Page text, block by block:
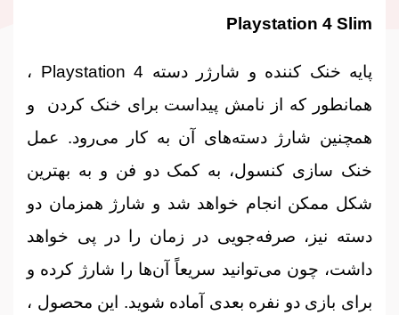
Playstation 4 Slim
پایه خنک کننده و شارژر دسته Playstation 4 ،
همانطور که از نامش پیداست برای خنک کردن و
همچنین شارژ دسته‌های آن به کار می‌رود. عمل
خنک‌ سازی کنسول، به کمک دو فن و به بهترین
شکل ممکن انجام خواهد شد و شارژ همزمان دو
دسته نیز، صرفه‌جویی در زمان را در پی خواهد
داشت، چون می‌توانید سریعاً آن‌ها را شارژ کرده و
برای بازی دو نفره بعدی آماده شوید. این محصول ،